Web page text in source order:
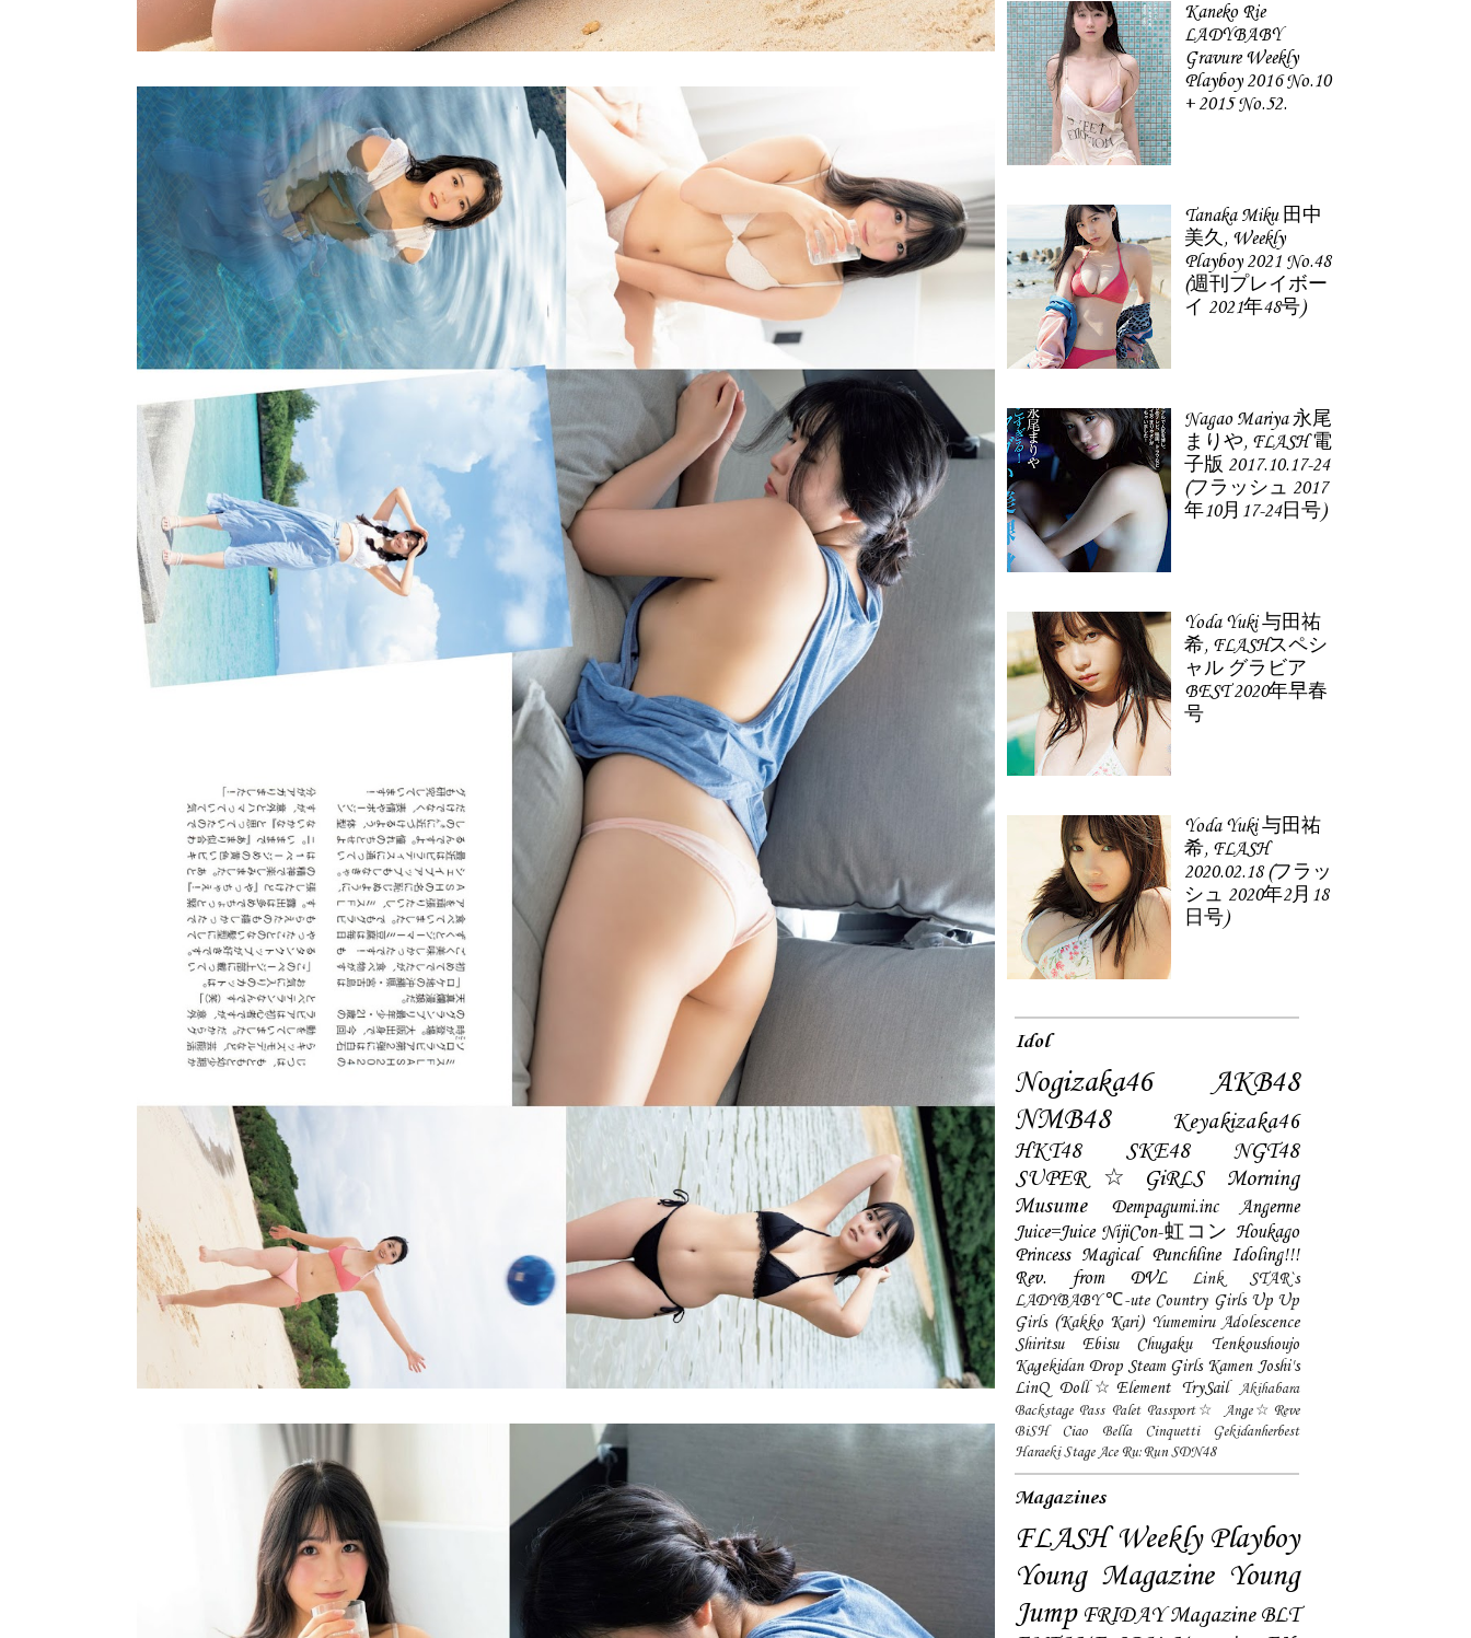
Kaneko Rie
LADYBABY
Gravure Weekly
Playboy 2016 No.10
+ 2015 No.52.
Tanaka Miku 田中
美久, Weekly
Playboy 2021 No.48
(週刊プレイボー
イ 2021年48号)
Nagao Mariya 永尾
まりや, FLASH 電
子版 2017.10.17-24
(フラッシュ 2017
年10月17-24日号)
Yoda Yuki 与田祐
希, FLASHスペシ
ャル グラビア
BEST 2020年早春
号
Yoda Yuki 与田祐
希, FLASH
2020.02.18 (フラッ
シュ 2020年2月18
日号)
Idol
Nogizaka46
AKB48
NMB48
Keyakizaka46
HKT48
SKE48
NGT48
SUPER☆GiRLS
Morning
Musume
Dempagumi.inc
Angerme
Juice=Juice NijiCon-虹コン Houkago
Princess Magical Punchline Idoling!!!
Rev. from DVL
Link STAR`s
LADYBABY ℃-ute Country Girls Up Up
Girls (Kakko Kari) Yumemiru Adolescence
Shiritsu Ebisu Chugaku
Tenkoushoujo
Kagekidan Drop Steam Girls Kamen Joshi's
LinQ Doll☆Element TrySail
Akihabara
Backstage Pass Palet Passport☆
Ange☆Reve
BiSH
Ciao Bella Cinquetti
Gekidanherbest
Haraeki Stage Ace Ru:Run SDN48
Magazines
FLASH Weekly Playboy
Young Magazine Young
Jump FRIDAY Magazine BLT